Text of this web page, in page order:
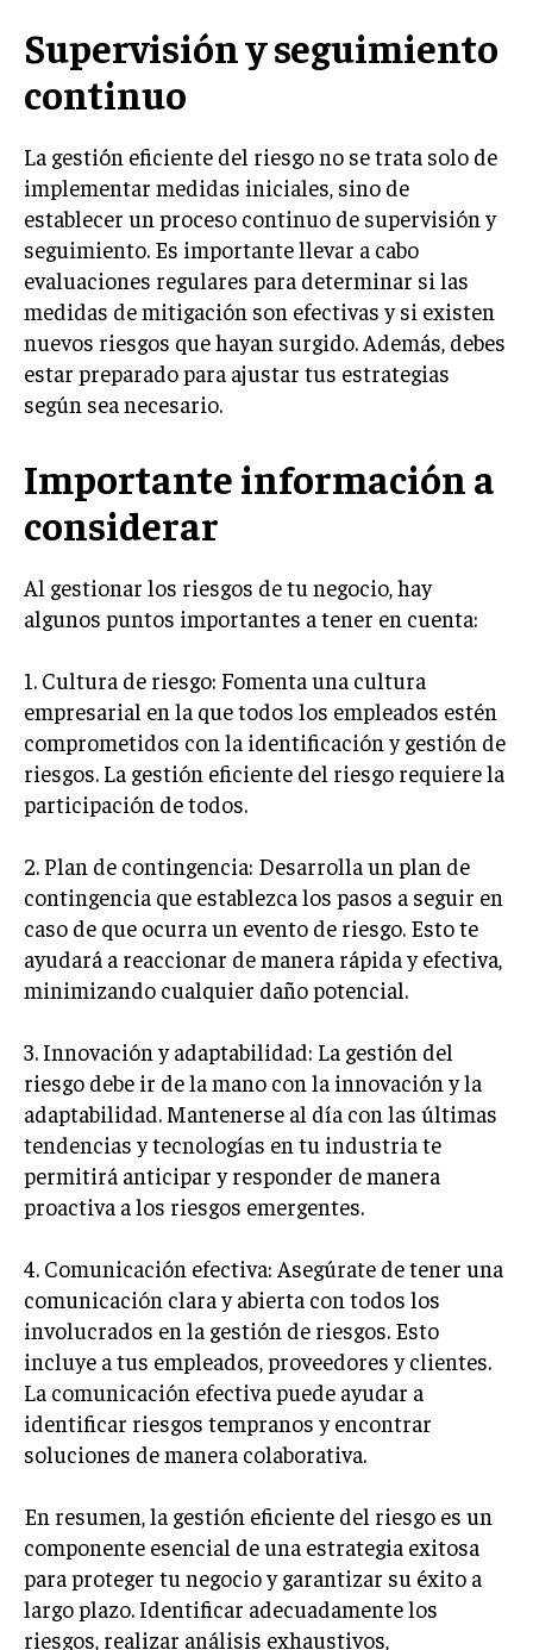
GESTIÓN DE LA INNOVACIÓN TECNOLÓGICA
TRANSFORMACIÓN DIGITAL
INTELLIGENCE
CIBERSEGURIDAD EMPRESARIAL
ESTRATEGIA
EMPRESAS FAMILIARES Y SUCESIÓN
GESTIÓN DEL RIESGO EMPRESARIAL
NEGOCIACIÓN Y RESOLUCIÓN DE CONFLICTOS
DERECHO EMPRESARIAL Y REGULACIONES
GOBIERNO CORPORATIVO
MARKETING B2B
FRANQUICIAS
MARKETING DE INFLUENCERS
E-COMMERCE
ESTRATEGIAS DE PRICING Y GESTIÓN DE
PRECIOS
GESTIÓN DE CRISIS EMPRESARIALES
EMPRESAS Y STARTUPS TECNOLÓGICAS
MÁS
PROYECTOS
GESTIÓN DE PROYECTOS
GESTIÓN DE OPERACIONES Y CADENA DE
SUMINISTRO
CALIDAD Y MEJORA CONTINUA
TALENTOS
RECURSOS HUMANOS Y GESTIÓN DEL
TALENTO
COMPENSACIÓN Y BENEFICIOS
DESARROLLO DE PERSONAL
GESTIÓN DEL DESEMPEÑO
CULTURA Y CLIMA ORGANIZACIONAL
Supervisión y seguimiento
continuo
La gestión eficiente del riesgo no se trata solo de
implementar medidas iniciales, sino de
establecer un proceso continuo de supervisión y
seguimiento. Es importante llevar a cabo
evaluaciones regulares para determinar si las
medidas de mitigación son efectivas y si existen
nuevos riesgos que hayan surgido. Además, debes
estar preparado para ajustar tus estrategias
según sea necesario.
Importante información a
considerar
Al gestionar los riesgos de tu negocio, hay
algunos puntos importantes a tener en cuenta:
1. Cultura de riesgo: Fomenta una cultura
empresarial en la que todos los empleados estén
comprometidos con la identificación y gestión de
riesgos. La gestión eficiente del riesgo requiere la
participación de todos.
2. Plan de contingencia: Desarrolla un plan de
contingencia que establezca los pasos a seguir en
caso de que ocurra un evento de riesgo. Esto te
ayudará a reaccionar de manera rápida y efectiva,
minimizando cualquier daño potencial.
3. Innovación y adaptabilidad: La gestión del
riesgo debe ir de la mano con la innovación y la
adaptabilidad. Mantenerse al día con las últimas
tendencias y tecnologías en tu industria te
permitirá anticipar y responder de manera
proactiva a los riesgos emergentes.
4. Comunicación efectiva: Asegúrate de tener una
comunicación clara y abierta con todos los
involucrados en la gestión de riesgos. Esto
incluye a tus empleados, proveedores y clientes.
La comunicación efectiva puede ayudar a
identificar riesgos tempranos y encontrar
soluciones de manera colaborativa.
En resumen, la gestión eficiente del riesgo es un
componente esencial de una estrategia exitosa
para proteger tu negocio y garantizar su éxito a
largo plazo. Identificar adecuadamente los
riesgos, realizar análisis exhaustivos,